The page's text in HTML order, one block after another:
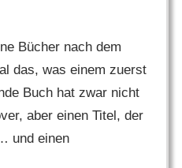
Bücher nach dem
das, was einem zuerst
Buch hat zwar nicht
aber einen Titel, der
und einen